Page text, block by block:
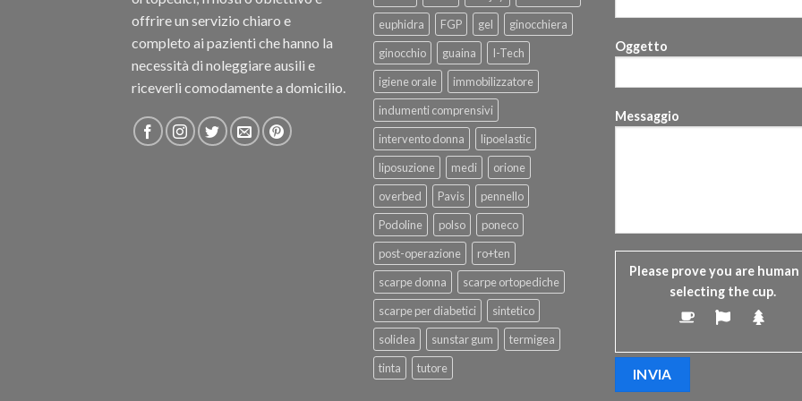
offrire un servizio chiaro e
completo ai pazienti che hanno la
necessità di noleggiare ausili e
riceverli comodamente a domicilio.
euphidra
FGP gel
ginocchiera
ginocchio
guaina
I-Tech
igiene orale
immobilizzatore
indumenti comprensivi
intervento donna
lipoelastic
liposuzione
medi
orione
overbed
Pavis
pennello
Podoline
polso
poneco
post-operazione
ro+ten
scarpe donna
scarpe ortopediche
scarpe per diabetici
sintetico
solidea
sunstar gum
termigea
tinta
tutore
Oggetto
Messaggio
Please prove you are human
selecting thecup.